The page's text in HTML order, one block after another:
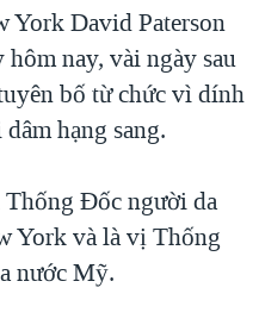
MỸ: QUÁ KHỨ VÀ HIỆN
GAZA
York David Paterson
nay, vài ngày sau
bố từ chức vì dính
hạng sang.
Thống Đốc người da
York và là vị Thống
nước Mỹ.